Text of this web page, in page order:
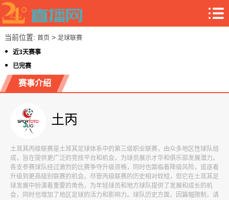
当前位置: 首页> 足球联赛
近3天赛事
已完赛
赛事介绍
土丙
土耳其丙级联赛是土耳其足球体系中的第三级职业联赛，由众多地区性球队组
成，旨在提供更广泛的竞技平台和机会，为球员展示才华和俱乐部发展潜力。
各支参赛球队经过激烈的比赛争夺升级资格，同时也面临着降级风险，追逐着
升级到更高级别联赛的机会。尽管丙级联赛的历史相对较短，但它在土耳其足
球发展中扮演着重要的角色，为年轻球员和地方球队提供了发展和成长的机
会，同时也增加了地区足球的活力和影响力。球队历史方面，因篇幅限制，请